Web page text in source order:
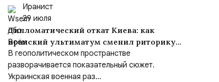
Иранист
29 июля
Дипломатический откат Киева: как
иранский ультиматум сменил риторику
Зеленского
В геополитическом пространстве
разворачивается показательный сюжет.
Украинская военная раз...